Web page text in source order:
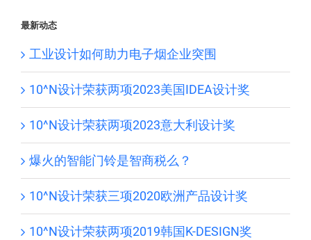
最新动态
工业设计如何助力电子烟企业突围
10^N设计荣获两项2023美国IDEA设计奖
10^N设计荣获两项2023意大利设计奖
爆火的智能门铃是智商税么？
10^N设计荣获三项2020欧洲产品设计奖
10^N设计荣获两项2019韩国K-DESIGN奖